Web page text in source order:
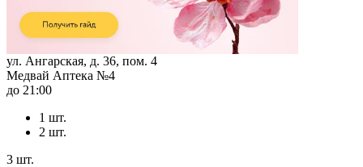
ул. Ангарская, д. 36, пом. 4
Медвай Аптека №4
до 21:00
1 шт.
2 шт.
3 шт.